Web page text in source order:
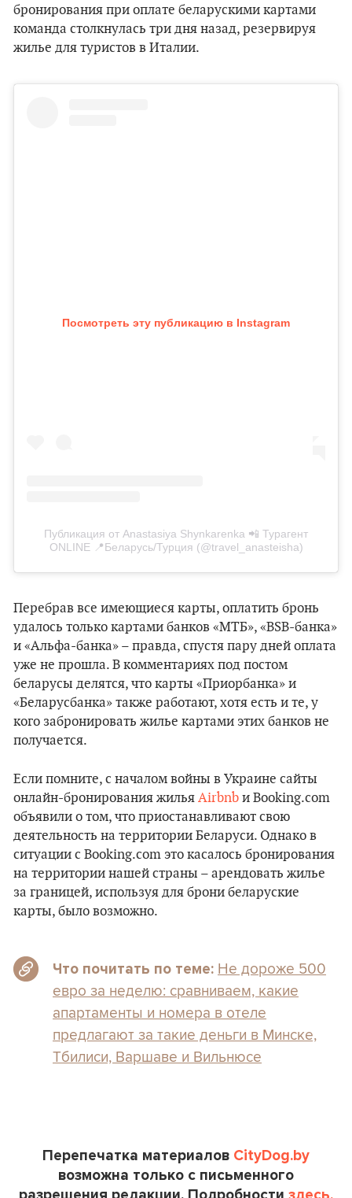
бронирования при оплате беларускими картами
команда столкнулась три дня назад, резервируя
жилье для туристов в Италии.
Посмотреть эту публикацию в Instagram
Публикация от Anastasiya Shynkarenka 📲 Турагент
ONLINE 📍Беларусь/Турция (@travel_anasteisha)
Перебрав все имеющиеся карты, оплатить бронь
удалось только картами банков «МТБ», «BSB-банка»
и «Альфа-банка» – правда, спустя пару дней оплата
уже не прошла. В комментариях под постом
беларусы делятся, что карты «Приорбанка» и
«Беларусбанка» также работают, хотя есть и те, у
кого забронировать жилье картами этих банков не
получается.
Если помните, с началом войны в Украине сайты
онлайн-бронирования жилья Airbnb и Booking.com
объявили о том, что приостанавливают свою
деятельность на территории Беларуси. Однако в
ситуации с Booking.com это касалось бронирования
на территории нашей страны – арендовать жилье
за границей, используя для брони беларуские
карты, было возможно.
Что почитать по теме: Не дороже 500
евро за неделю: сравниваем, какие
апартаменты и номера в отеле
предлагают за такие деньги в Минске,
Тбилиси, Варшаве и Вильнюсе
Перепечатка материалов CityDog.by
возможна только с письменного